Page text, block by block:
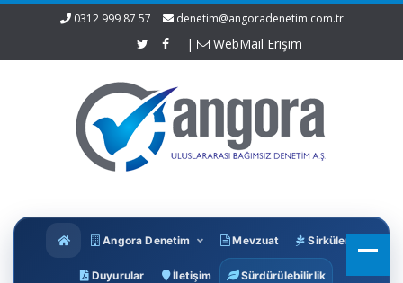
0312 999 87 57 denetim@angoradenetim.com.tr
| WebMail Erişim
Angora Denetim Mevzuat Sirküler
Duyurular İletişim Sürdürülebilirlik